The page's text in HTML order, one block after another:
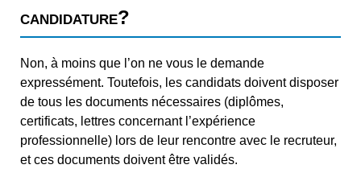
candidature?
Non, à moins que l’on ne vous le demande
expressément. Toutefois, les candidats doivent disposer
de tous les documents nécessaires (diplômes,
certificats, lettres concernant l’expérience
professionnelle) lors de leur rencontre avec le recruteur,
et ces documents doivent être validés.